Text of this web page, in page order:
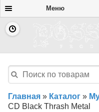
Меню
Главная » Каталог »
CD Black Thrash Metal